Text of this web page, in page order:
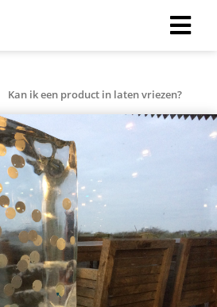
Kan ik een product in laten vriezen?